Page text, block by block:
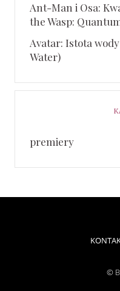
Ant-Man i Osa:
the Wasp:
Avatar: Istota
Water)
premiery
©